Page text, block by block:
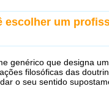
escolher um
genérico que designa
filosóficas das
o seu sentido